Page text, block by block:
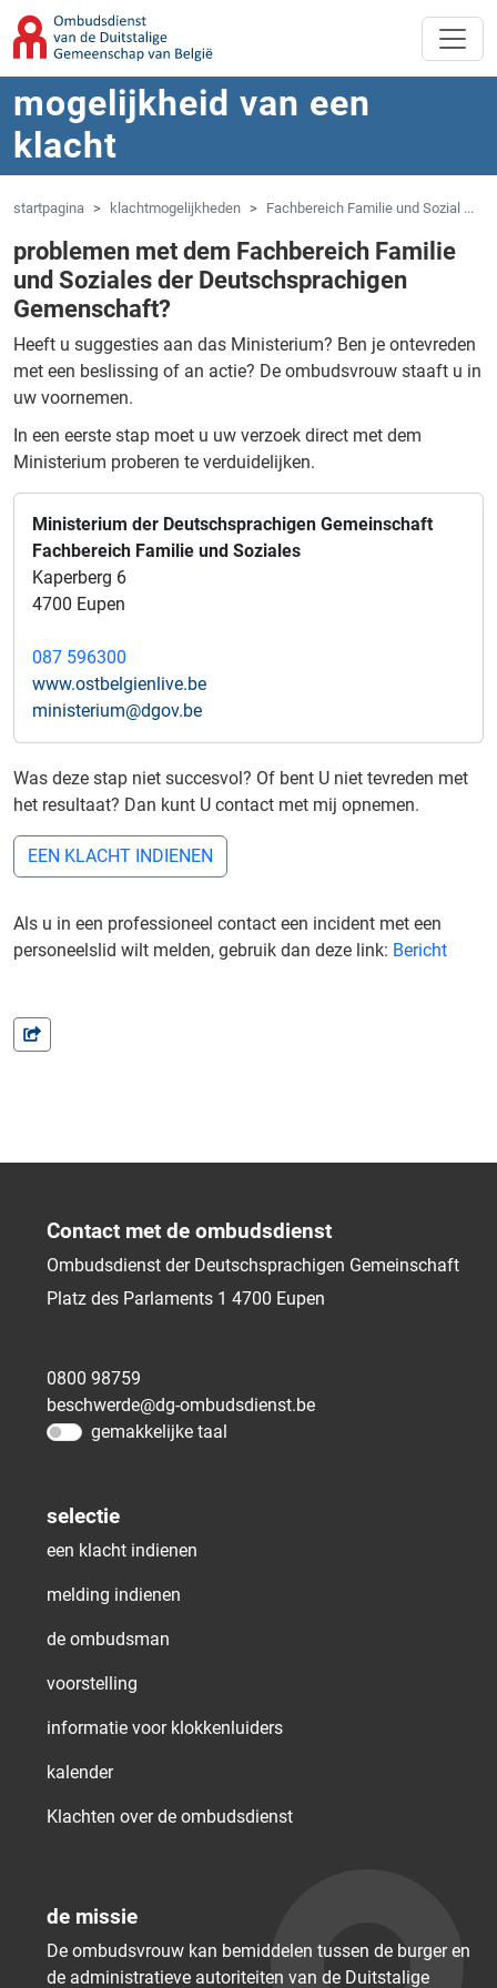
Overslaan naar hoofdinhoud
Spring naar navigatie
mogelijkheid van een
klacht
startpagina klachtmogelijkheden Fachbereich Familie und Sozial ...
problemen met dem Fachbereich Familie
und Soziales der Deutschsprachigen
Gemenschaft?
Heeft u suggesties aan das Ministerium? Ben je ontevreden
met een beslissing of an actie? De ombudsvrouw staaft u in
uw voornemen.
In een eerste stap moet u uw verzoek direct met dem
Ministerium proberen te verduidelijken.
Ministerium der Deutschsprachigen Gemeinschaft
Fachbereich Familie und Soziales
Kaperberg 6
4700 Eupen
087 596300
www.ostbelgienlive.be
ministerium@dgov.be
Was deze stap niet succesvol? Of bent U niet tevreden met
het resultaat? Dan kunt U contact met mij opnemen.
EEN KLACHT INDIENEN
Als u in een professioneel contact een incident met een
personeelslid wilt melden, gebruik dan deze link: Bericht
Contact met de ombudsdienst
Ombudsdienst der Deutschsprachigen Gemeinschaft
Platz des Parlaments 1 4700 Eupen
0800 98759
beschwerde@dg-ombudsdienst.be
gemakkelijke taal
selectie
een klacht indienen
melding indienen
de ombudsman
voorstelling
informatie voor klokkenluiders
kalender
Klachten over de ombudsdienst
de missie
De ombudsvrouw kan bemiddelen tussen de burger en
de administratieve autoriteiten van de Duitstalige